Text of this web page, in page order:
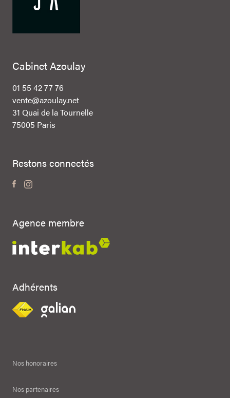
Cabinet Azoulay
01 55 42 77 76
vente@azoulay.net
31 Quai de la Tournelle
75005 Paris
Restons connectés
Agence membre
Adhérents
Nos honoraires
Nos partenaires